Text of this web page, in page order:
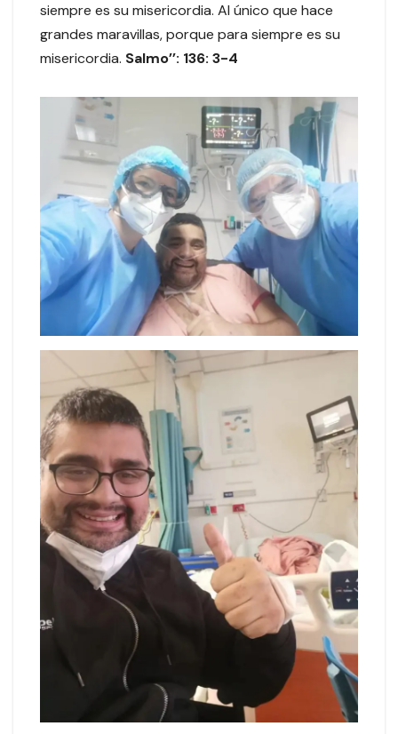
siempre es su misericordia. Al único que hace
grandes maravillas, porque para siempre es su
misericordia. Salmo’’: 136: 3-4